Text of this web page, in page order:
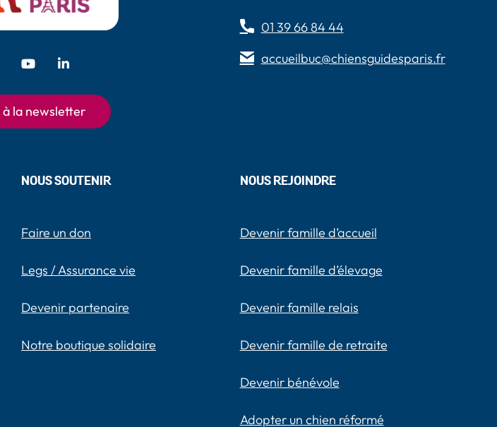
- Chiens Guides Paris
Instagram - Chiens Guides Paris
Youtube - Chiens Guides Paris
LinkedIn - Chiens Guides Paris
la newsletter
01 39 66 84 44
accueilbuc@chiensguidesparis.fr
NOUS SOUTENIR
Faire un don
Legs / Assurance vie
Devenir partenaire
Notre boutique solidaire
NOUS REJOINDRE
Devenir famille d’accueil
Devenir famille d’élevage
Devenir famille relais
Devenir famille de retraite
Devenir bénévole
Adopter un chien réformé